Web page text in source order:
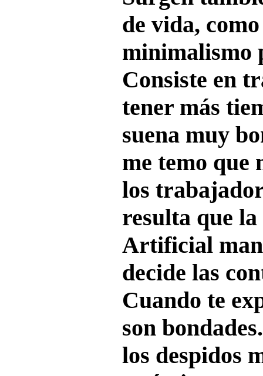
de vida,
minimalismo
Consiste en
tener más
suena muy
me temo que
los
resulta que
Artificial
decide las
Cuando te
son
los despidos